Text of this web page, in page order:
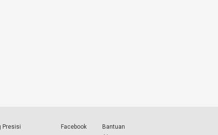
Presisi
Facebook
Bantuan